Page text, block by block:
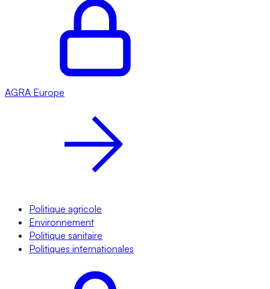
AGRA Europe
Politique agricole
Environnement
Politique sanitaire
Politiques internationales